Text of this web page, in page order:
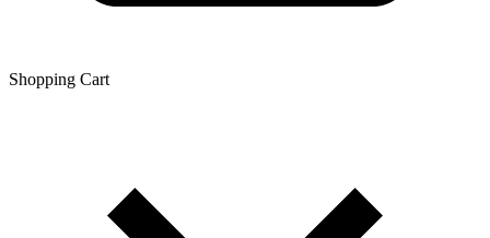
Shopping Сart